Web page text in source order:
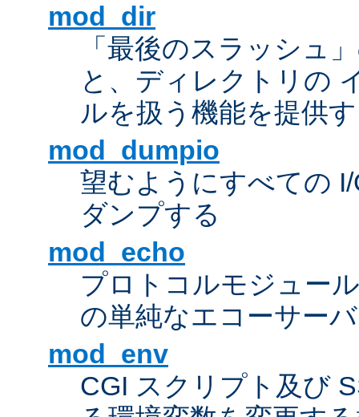
mod_dir
「最後のスラッシュ
と、ディレクトリの
ルを扱う機能を提供
mod_dumpio
望むようにすべての
ダンプする
mod_echo
プロトコルモジュー
の単純なエコーサーバ
mod_env
CGI スクリプト及び